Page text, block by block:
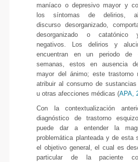
maníaco o depresivo mayor y
los síntomas de delirios,
discurso desorganizado,
desorganizado o catatónico
negativos. Los delirios y
encuentran en un periodo
semanas, estos en ausencia
mayor del ánimo; este trastorno
atribuir al consumo de
u otras afecciones médicas (APA,
Con la contextualización
diagnóstico de trastorno
puede dar a entender la
problemática planteada y de esta
el objetivo general, el cual es
particular de la paciente